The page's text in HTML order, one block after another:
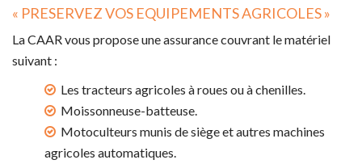
« PRESERVEZ VOS EQUIPEMENTS AGRICOLES »
La CAAR vous propose une assurance couvrant le matériel
suivant :
Les tracteurs agricoles à roues ou à chenilles.
Moissonneuse-batteuse.
Motoculteurs munis de siège et autres machines
agricoles automatiques.